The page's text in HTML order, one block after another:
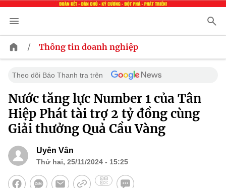
/ Thông tin doanh nghiệp
Theo dõi Báo Thanh tra trên
Nước tăng lực Number 1 của Tân
Hiệp Phát tài trợ 2 tỷ đồng cùng
Giải thưởng Quả Cầu Vàng
Uyên Vân
Thứ hai, 25/11/2024 - 15:25